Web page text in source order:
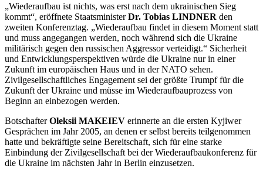
„Wiederaufbau ist nichts, was erst nach dem ukrainischen Sieg
kommt“, eröffnete StaatsministerDr. Tobias LINDNER den
zweiten Konferenztag. „Wiederaufbau findet in diesem Moment statt
und muss angegangen werden, noch während sich die Ukraine
militärisch gegen den russischen Aggressor verteidigt.“ Sicherheit
und Entwicklungsperspektiven würde die Ukraine nur in einer
Zukunft im europäischen Haus und in der NATO sehen.
Zivilgesellschaftliches Engagement sei der größte Trumpf für die
Zukunft der Ukraine und müsse im Wiederaufbauprozess von
Beginn an einbezogen werden.
BotschafterOleksii MAKEIEV erinnerte an die ersten Kyjiwer
Gesprächen im Jahr 2005, an denen er selbst bereits teilgenommen
hatte und bekräftigte seine Bereitschaft, sich für eine starke
Einbindung der Zivilgesellschaft bei der Wiederaufbaukonferenz für
die Ukraine im nächsten Jahr in Berlin einzusetzen.